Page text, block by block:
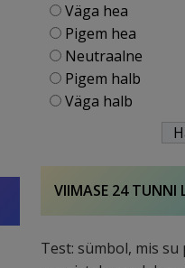
Väga hea
Pigem hea
Neutraalne
Pigem halb
Väga halb
VIIMASE 24 TUNNI
Test: sümbol, mis su